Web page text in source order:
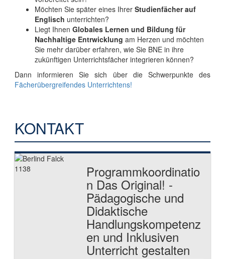
Möchten Sie später eines Ihrer Studienfächer auf
Englisch unterrichten?
Liegt Ihnen Globales Lernen und Bildung für
Nachhaltige Entrwicklung am Herzen und möchten
Sie mehr darüber erfahren, wie Sie BNE in ihre
zukünftigen Unterrichtsfächer integrieren können?
Dann informieren Sie sich über die Schwerpunkte des
Fächerübergreifendes Unterrichtens!
KONTAKT
Programmkoordinatio
n Das Original! -
Pädagogische und
Didaktische
Handlungskompetenz
en und Inklusiven
Unterricht gestalten